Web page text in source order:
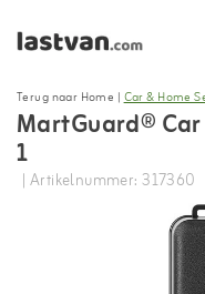
Terug naar Home |Car & Home
MartGuard®
1
| Artikelnummer: 317360